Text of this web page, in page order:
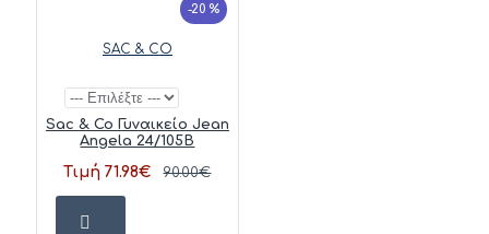
-20 %
SAC & CO
Sac & Co Γυναικείο Jean
Angela 24/105B
Τιμή 71.98€ 90.00€